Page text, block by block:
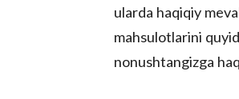
ularda haqiqiy
mahsulotlarini
nonushtangizga